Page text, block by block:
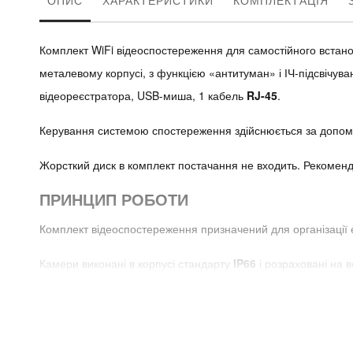
Комплект WiFi відеоспостереження для самостійного
металевому корпусі, з функцією «антитуман» і ІЧ-
відеореєстратора, USB-миша, 1 кабель RJ-45.
Керування системою спостереження здійснюється за
Жорсткий диск в комплект постачання не входить.
ПРИНЦИП РОБОТИ
Комплект відеоспостереження призначений для
Камери виконані в корпусі стандарту IP66 і розраховані на
(1920×1080). Можливе підключення